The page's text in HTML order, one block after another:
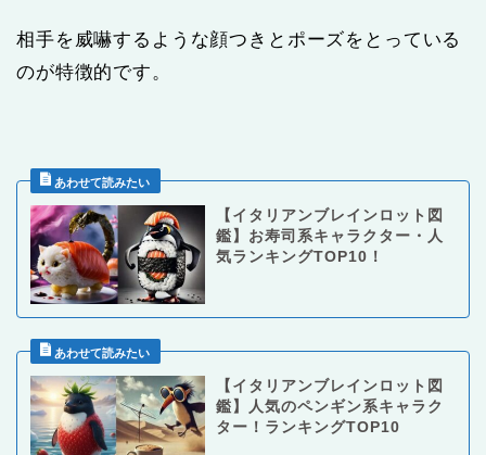
相手を威嚇するような顔つきとポーズをとっている
のが特徴的です。
【イタリアンブレインロット図
鑑】お寿司系キャラクター・人
気ランキングTOP10！
【イタリアンブレインロット図
鑑】人気のペンギン系キャラク
ター！ランキングTOP10